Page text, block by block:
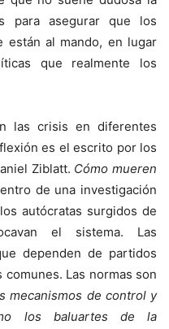
para asegurar que los
están al mando, en lugar
que realmente los
las crisis en diferentes
es el escrito por los
Ziblatt. Cómo mueren
de una investigación
autócratas surgidos de
el sistema. Las
dependen de partidos
Las normas son
mecanismos de control y
los baluartes de la